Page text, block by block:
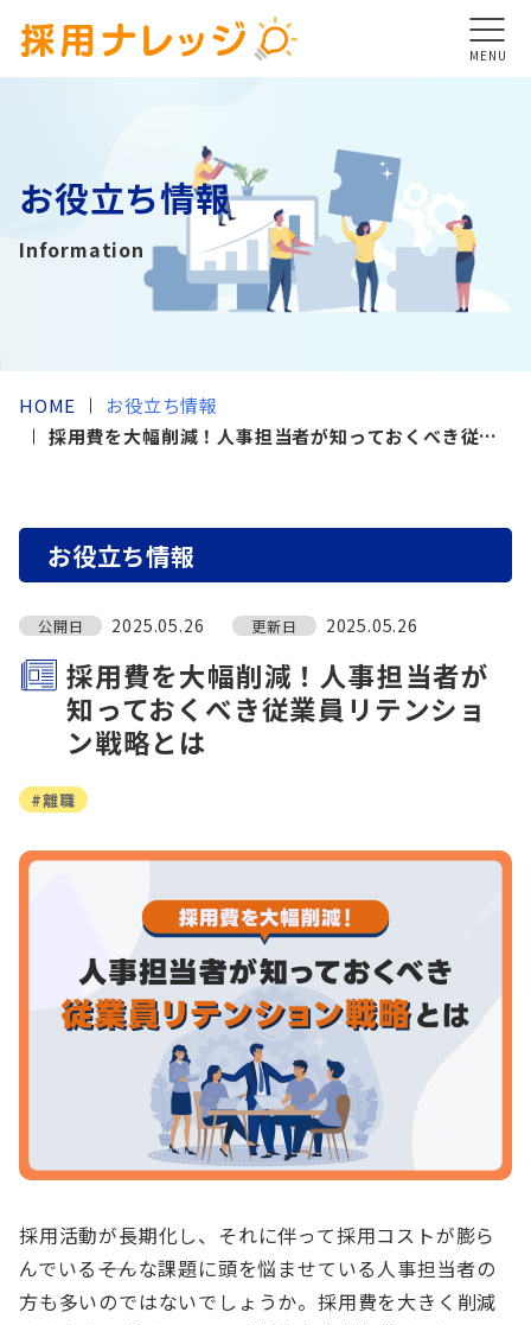
MENU
お役立ち情報
Information
HOME
お役立ち情報
採用費を大幅削減！人事担当者が知っておくべき従業
お役立ち情報
公開日 2025.05.26 更新日 2025.05.26
採用費を大幅削減！人事担当者が
知っておくべき従業員リテンショ
ン戦略とは
#離職
採用活動が長期化し、それに伴って採用コストが膨ら
んでいる――そんな課題に頭を悩ませている人事担当者の
方も多いのではないでしょうか。採用費を大きく削減